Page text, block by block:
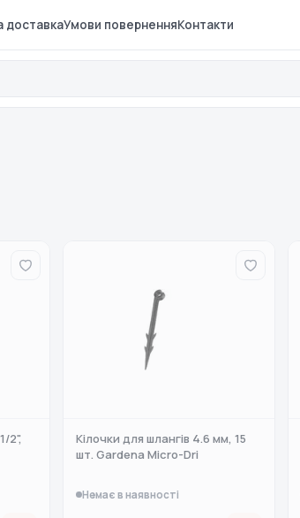
доставкаУмови поверненняКонтакти
2",
Кілочки для шлангів 4.6 мм, 15
шт. Gardena Micro-Dri
Немає в наявності